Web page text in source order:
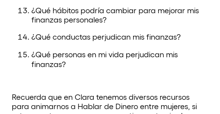
¿Qué hábitos podría cambiar para mejorar mis
finanzas personales?
¿Qué conductas perjudican mis finanzas?
¿Qué personas en mi vida perjudican mis
finanzas?
Recuerda que en Clara tenemos diversos recursos
para animarnos a Hablar de Dinero entre mujeres, si